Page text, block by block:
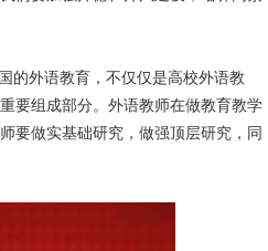
的外语教育，不仅仅是高校外语教
要组成部分。外语教师在做教育教学
要做实基础研究，做强顶层研究，同